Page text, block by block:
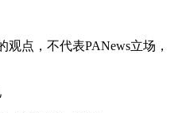
点，不代表PANews立场，